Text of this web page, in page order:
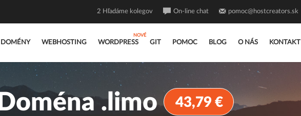
DOMÉNY WEBHOSTING WORDPRESS GIT POMOC BLOG O NÁS KONTAKT
2 Hľadáme kolegov On-line chat pomoc@hostcreators.sk
.limo 43,79 €